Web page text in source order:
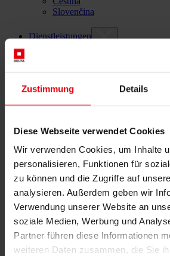
Zustimmung Details
Diese Webseite verwendet Cookies
Wir verwenden Cookies, um Inhalte
personalisieren, Funktionen für
zu können und die Zugriffe auf
analysieren. Außerdem geben wir
Verwendung unserer Website an
soziale Medien, Werbung und
Partner führen diese Informationen
weiteren Daten zusammen, die Sie
Slovenčina
Dienstleistungen
Machbarkeitsstudien
Ausschreibung und
Projektsteuerung und
Örtliche Bauaufsicht
Begleitende Kontrolle
Baulogistik
Vergabe und
ESG und EU-
Technische Due
Gebäudezertifizierung